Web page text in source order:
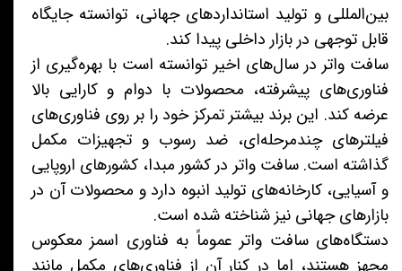
بین‌المللی و تولید استانداردهای جهانی، توانسته جایگاه
قابل توجهی در بازار داخلی پیدا کند.
سافت واتر در سال‌های اخیر توانسته است با بهره‌گیری از
فناوری‌های پیشرفته، محصولات با دوام و کارایی بالا
عرضه کند. این برند بیشتر تمرکز خود را بر روی فناوری‌های
فیلترهای چندمرحله‌ای، ضد رسوب و تجهیزات مکمل
گذاشته است. سافت واتر در کشور مبدا، کشورهای اروپایی
و آسیایی، کارخانه‌های تولید انبوه دارد و محصولات آن در
بازارهای جهانی نیز شناخته شده است.
دستگاه‌های سافت واتر عموماً به فناوری اسمز معکوس
مجهز هستند، اما در کنار آن از فناوری‌های مکمل مانند